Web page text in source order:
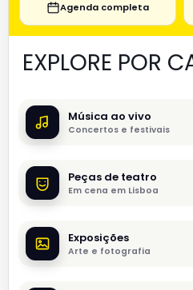
Agenda completa
EXPLORE POR
Música ao vivo
Concertos e festivais
Peças de teatro
Em cena em Lisboa
Exposições
Arte e fotografia